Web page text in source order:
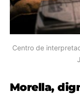
Centro de
Morella,